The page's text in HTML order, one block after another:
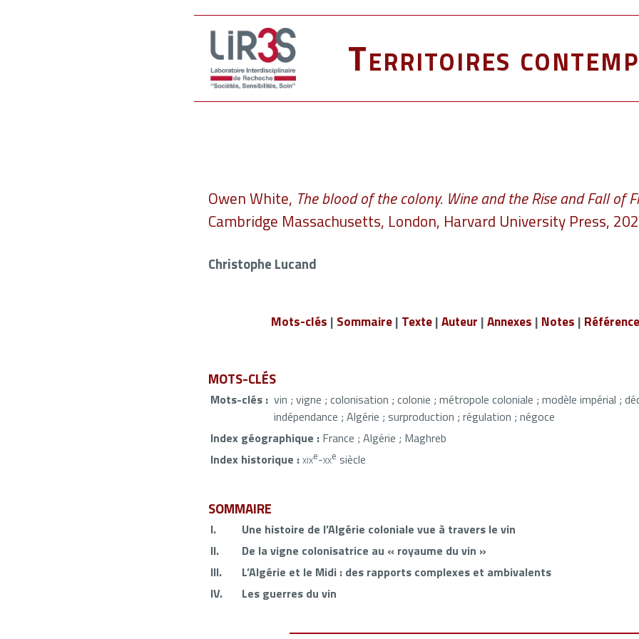
Territoires
Owen White, The blood of the colony. Wine and the Rise and Fall of
Cambridge Massachusetts, London, Harvard University Press,
Christophe Lucand
Mots-clés | Sommaire| Texte|Auteur |Annexes | Notes |
MOTS-CLÉS
Mots-clés : vin ; vigne ; colonisation ; colonie ; métropole coloniale ; modèle impérial ;
indépendance ; Algérie ; surproduction ; régulation ; négoce
Index géographique : France ; Algérie ; Maghreb
Index historique :xixe-xxe siècle
SOMMAIRE
I.
Une histoire de l’Algérie coloniale vue à travers le vin
II.
De la vigne colonisatrice au « royaume du vin »
III.
L’Algérie et le Midi : des rapports complexes et ambivalents
IV.
Les guerres du vin